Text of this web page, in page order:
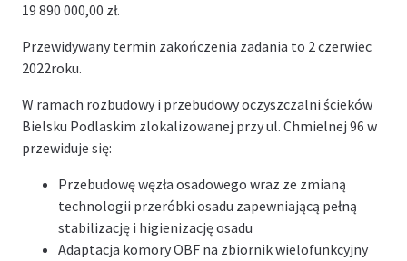
19 890 000,00 zł.
Przewidywany termin zakończenia zadania to 2 czerwiec
2022roku.
W ramach rozbudowy i przebudowy oczyszczalni ścieków
Bielsku Podlaskim zlokalizowanej przy ul. Chmielnej 96 w
przewiduje się:
Przebudowę węzła osadowego wraz ze zmianą
technologii przeróbki osadu zapewniającą pełną
stabilizację i higienizację osadu
Adaptacja komory OBF na zbiornik wielofunkcyjny